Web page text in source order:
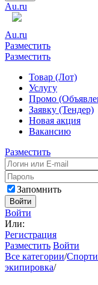
Au.ru
Au.ru
Разместить
Разместить
Товар (Лот)
Услугу
Промо
Заявку (Тендер)
Новая акция
Вакансию
Разместить
Запомнить
Войти
Войти
Или:
Регистрация
Разместить Войти
Все категории/
экипировка/